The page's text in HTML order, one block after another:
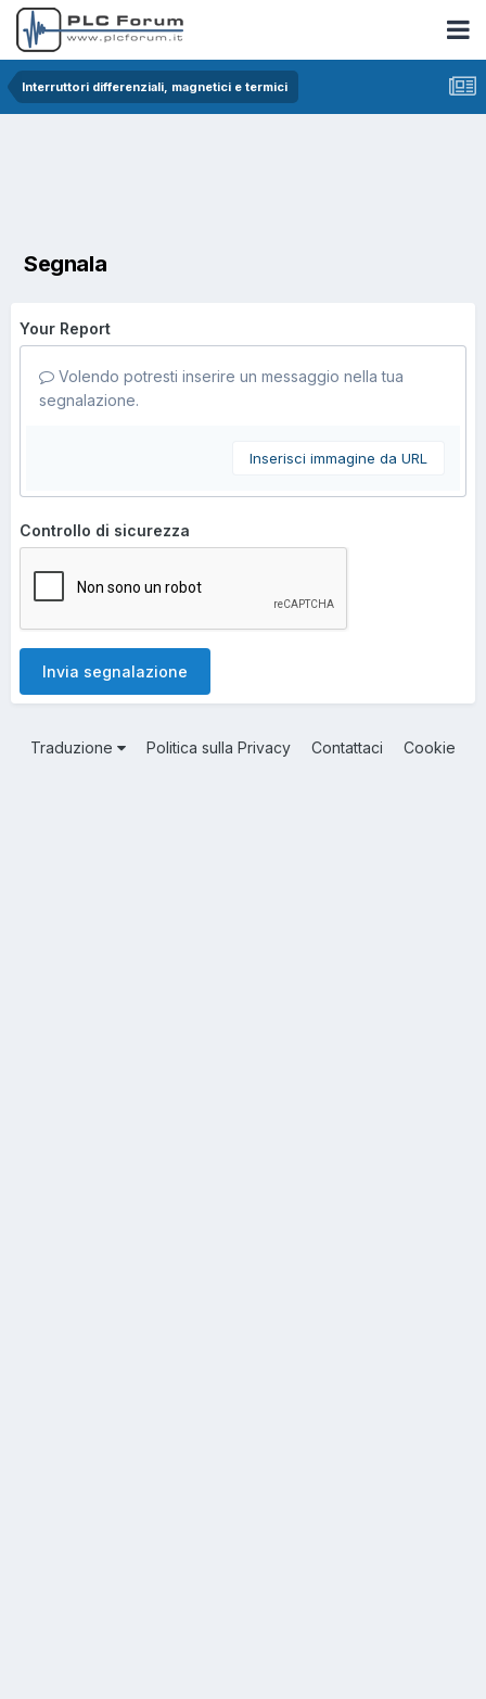
Interruttori differenziali, magnetici e termici
Segnala
Your Report
Volendo potresti inserire un messaggio nella tua
segnalazione.
Inserisci immagine da URL
Controllo di sicurezza
Invia segnalazione
Traduzione Politica sulla Privacy Contattaci Cookie